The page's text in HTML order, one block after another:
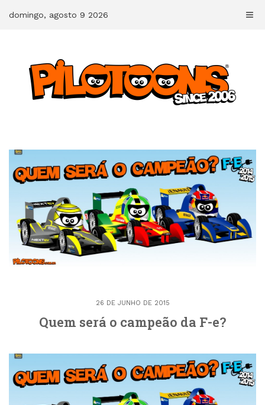
domingo, agosto 9 2026
26 DE JUNHO DE 2015
Quem será o campeão da F-e?